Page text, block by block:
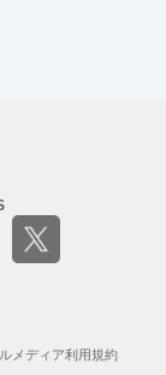
メディア利用規約